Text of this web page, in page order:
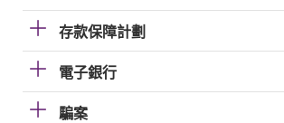
存款保障計劃
電子銀行
騙案